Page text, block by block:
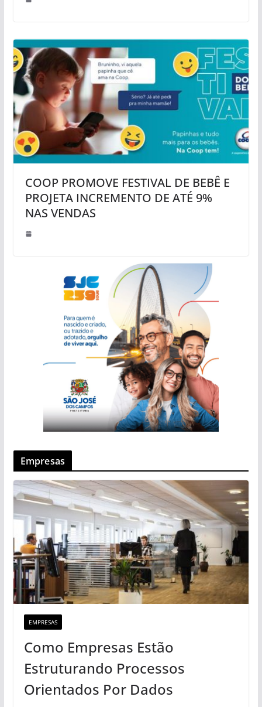
COOP PROMOVE FESTIVAL DE BEBÊ E
PROJETA INCREMENTO DE ATÉ 9%
NAS VENDAS
Empresas
EMPRESAS
Como Empresas Estão
Estruturando Processos
Orientados Por Dados